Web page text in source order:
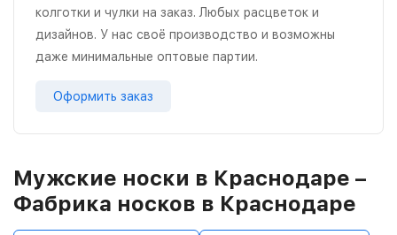
колготки и чулки на заказ. Любых расцветок и
дизайнов. У нас своё производство и возможны
даже минимальные оптовые партии.
Оформить заказ
Мужские носки в Краснодаре –
Фабрика носков в Краснодаре